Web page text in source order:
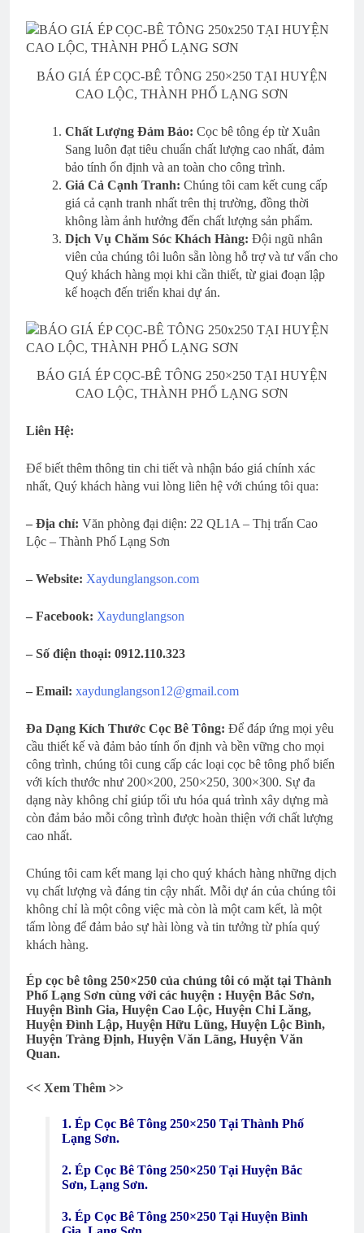
BÁO GIÁ ÉP CỌC-BÊ TÔNG 250×250 TẠI HUYỆN
CAO LỘC, THÀNH PHỐ LẠNG SƠN
Chất Lượng Đảm Bảo: Cọc bê tông ép từ Xuân
Sang luôn đạt tiêu chuẩn chất lượng cao nhất, đảm
bảo tính ổn định và an toàn cho công trình.
Giá Cả Cạnh Tranh: Chúng tôi cam kết cung cấp
giá cả cạnh tranh nhất trên thị trường, đồng thời
không làm ảnh hưởng đến chất lượng sản phẩm.
Dịch Vụ Chăm Sóc Khách Hàng: Đội ngũ nhân
viên của chúng tôi luôn sẵn lòng hỗ trợ và tư vấn cho
Quý khách hàng mọi khi cần thiết, từ giai đoạn lập
kế hoạch đến triển khai dự án.
BÁO GIÁ ÉP CỌC-BÊ TÔNG 250×250 TẠI HUYỆN
CAO LỘC, THÀNH PHỐ LẠNG SƠN
Liên Hệ:
Để biết thêm thông tin chi tiết và nhận báo giá chính xác
nhất, Quý khách hàng vui lòng liên hệ với chúng tôi qua:
– Địa chỉ: Văn phòng đại diện: 22 QL1A – Thị trấn Cao
Lộc – Thành Phố Lạng Sơn
– Website: Xaydunglangson.com
– Facebook: Xaydunglangson
– Số điện thoại: 0912.110.323
– Email: xaydunglangson12@gmail.com
Đa Dạng Kích Thước Cọc Bê Tông: Để đáp ứng mọi yêu
cầu thiết kế và đảm bảo tính ổn định và bền vững cho mọi
công trình, chúng tôi cung cấp các loại cọc bê tông phổ biến
với kích thước như 200×200, 250×250, 300×300. Sự đa
dạng này không chỉ giúp tối ưu hóa quá trình xây dựng mà
còn đảm bảo mỗi công trình được hoàn thiện với chất lượng
cao nhất.
Chúng tôi cam kết mang lại cho quý khách hàng những dịch
vụ chất lượng và đáng tin cậy nhất. Mỗi dự án của chúng tôi
không chỉ là một công việc mà còn là một cam kết, là một
tấm lòng để đảm bảo sự hài lòng và tin tưởng từ phía quý
khách hàng.
Ép cọc bê tông 250×250 của chúng tôi có mặt tại Thành
Phố Lạng Sơn cùng với các huyện : Huyện Bắc Sơn,
Huyện Bình Gia, Huyện Cao Lộc, Huyện Chi Lăng,
Huyện Đình Lập, Huyện Hữu Lũng, Huyện Lộc Bình,
Huyện Tràng Định, Huyện Văn Lãng, Huyện Văn
Quan.
<< Xem Thêm >>
1. Ép Cọc Bê Tông 250×250 Tại Thành Phố
Lạng Sơn.
2. Ép Cọc Bê Tông 250×250 Tại Huyện Bắc
Sơn, Lạng Sơn.
3. Ép Cọc Bê Tông 250×250 Tại Huyện Bình